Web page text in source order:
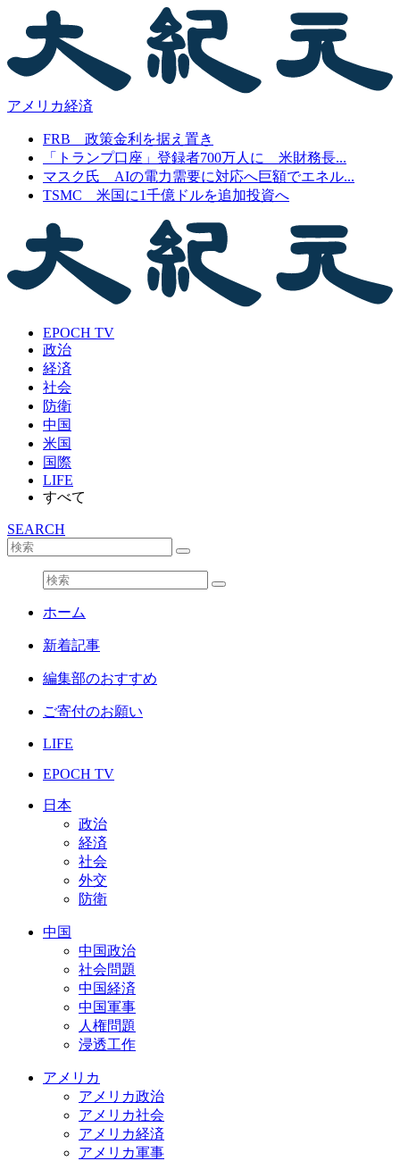
アメリカ経済
FRB 政策金利を据え置き
「トランプ口座」登録者700万人に 米財務長...
マスク氏 AIの電力需要に対応へ巨額でエネル...
TSMC 米国に1千億ドルを追加投資へ
EPOCH TV
政治
経済
社会
防衛
中国
米国
国際
LIFE
すべて
SEARCH
ホーム
新着記事
編集部のおすすめ
ご寄付のお願い
LIFE
EPOCH TV
日本
政治
経済
社会
外交
防衛
中国
中国政治
社会問題
中国経済
中国軍事
人権問題
浸透工作
アメリカ
アメリカ政治
アメリカ社会
アメリカ経済
アメリカ軍事